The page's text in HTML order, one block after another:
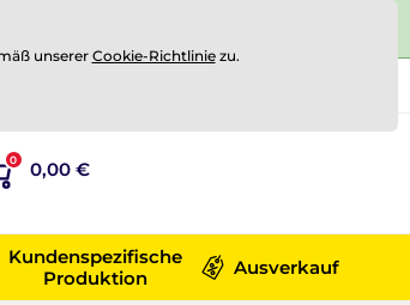
0 0,00 €
Kundenspezifische
Produktion
Ausverkauf
unserer Cookie-Richtliniezu.